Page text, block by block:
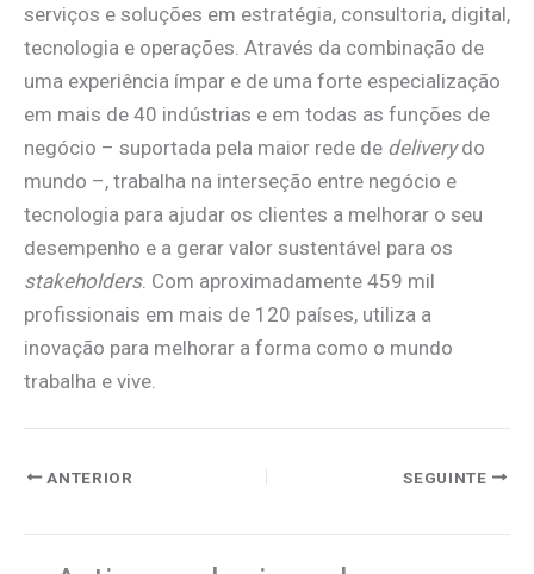
serviços e soluções em estratégia, consultoria, digital,
tecnologia e operações. Através da combinação de
uma experiência ímpar e de uma forte especialização
em mais de 40 indústrias e em todas as funções de
negócio – suportada pela maior rede de deliverydo
mundo –, trabalha na interseção entre negócio e
tecnologia para ajudar os clientes a melhorar o seu
desempenho e a gerar valor sustentável para os
stakeholders. Com aproximadamente 459 mil
profissionais em mais de 120 países, utiliza a
inovação para melhorar a forma como o mundo
trabalha e vive.
ANTERIOR SEGUINTE